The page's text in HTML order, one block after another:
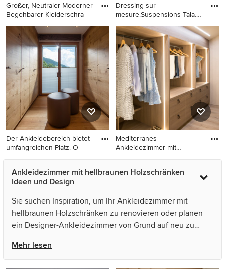
Großer, Neutraler Moderner
Begehbarer Kleiderschra
Großer, Neutraler Moderner
Begehbarer Kleiderschrank
mit offenen Schränken,
hellbraunen Holzschränken
und hellem Holzboden in
Madrid
Dressing sur
mesure.Suspensions Tala.
Großes, Neutrales Modernes
Ankleidezimmer mit
Ankleidebereich, offenen
Schränken, hellbraunen
Holzschränken, hellem
Holzboden und beigem
Boden in Sonstige
Der Ankleidebereich bietet
umfangreichen Platz. O
Großes, Neutrales Modernes
Ankleidezimmer mit
Ankleidebereich,
Schrankfronten, hellbraunen
Holzschränken und hellem
Holzboden in Sonstige
Mediterranes
Ankleidezimmer mit
Mediterranes
Ankleidezimmer mit
Holzschränken, hellem
Holzboden, beigem Boden
und gewölbter Decke in
Ankleidezimmer mit hellbraunen Holzschränken
Ideen und Design
Sie suchen Inspiration, um Ihr Ankleidezimmer mit
hellbraunen Holzschränken zu renovieren oder planen
ein Designer-Ankleidezimmer von Grund auf neu zu
Inneneinrichter und Architekten dieses Landes, unter
anderem von POSITIV'AGENCEMENT und armarios
Mehr lesen